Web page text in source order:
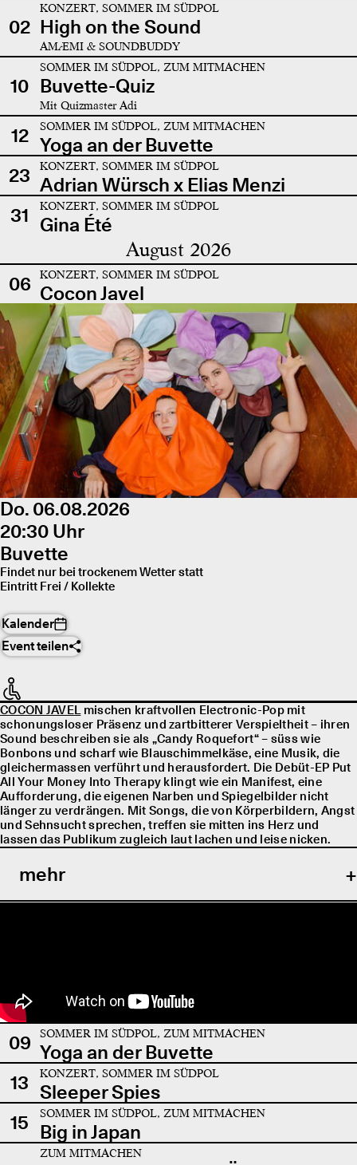
02
KONZERT, SOMMER IM SÜDPOL
High on the Sound
AMÆMI & SOUNDBUDDY
10
SOMMER IM SÜDPOL, ZUM MITMACHEN
Buvette-Quiz
Mit Quizmaster Adi
12 SOMMER IM SÜDPOL, ZUM MITMACHEN
Yoga an der Buvette
23
KONZERT, SOMMER IM SÜDPOL
Adrian Würsch x Elias Menzi
31
KONZERT, SOMMER IM SÜDPOL
Gina Été
August 2026
06 KONZERT, SOMMER IM SÜDPOL
Cocon Javel
Do. 06.08.2026
20:30 Uhr
Buvette
Findet nur bei trockenem Wetter statt
Eintritt Frei / Kollekte
Kalender
Event teilen
COCON JAVELmischen kraftvollen Electronic-Pop mit
schonungsloser Präsenz und zartbitterer Verspieltheit – ihren
Sound beschreiben sie als „Candy Roquefort“ – süss wie
Bonbons und scharf wie Blauschimmelkäse, eine Musik, die
gleichermassen verführt und herausfordert. Die Debüt-EP Put
All Your Money Into Therapy klingt wie ein Manifest, eine
Aufforderung, die eigenen Narben und Spiegelbilder nicht
länger zu verdrängen. Mit Songs, die von Körperbildern, Angst
und Sehnsucht sprechen, treffen sie mitten ins Herz und
lassen das Publikum zugleich laut lachen und leise nicken.
mehr
09 SOMMER IM SÜDPOL, ZUM MITMACHEN
Yoga an der Buvette
13
KONZERT, SOMMER IM SÜDPOL
Sleeper Spies
15
SOMMER IM SÜDPOL, ZUM MITMACHEN
Big in Japan
ZUM MITMACHEN